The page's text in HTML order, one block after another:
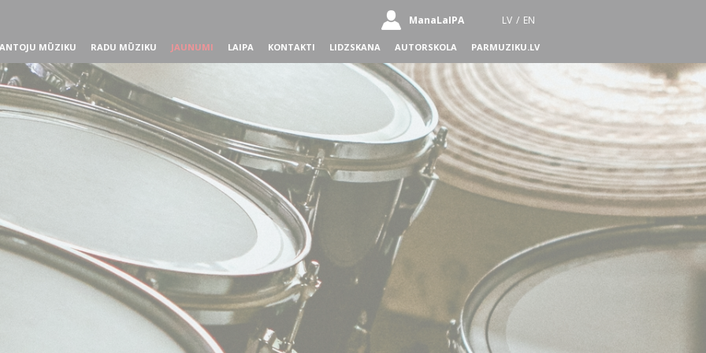
ManaLaIPA LV / EN
MŪZIKU RADU MŪZIKU JAUNUMI LAIPA KONTAKTI LIDZSKANA AUTORSKOLA PARMUZIKU.LV